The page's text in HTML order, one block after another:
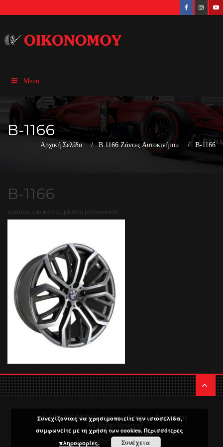
Menu
B-1166
Αρχική Σελίδα B 1166 Ζάντες Αυτοκινήτου B-1166
B-1166
ELASTIKA_OIKONOMOU | 06.07.16| | 0 COMMENTS
© ΟΙΚΟΝΟΜΟΥ Ελαστικά – Ζάντες – Αναρτήσεις
All Rights Reserved
Powered by Media Planners
Συνεχίζοντας να χρησιμοποιείτε την ιστοσελίδα,
συμφωνείτε με τη χρήση των cookies.Περισσότερες
πληροφορίες.
Συνέχεια